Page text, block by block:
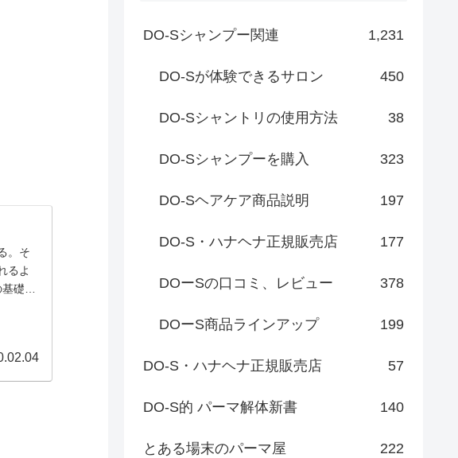
。そ
るよ
礎知
DO-Sシャンプー関連 1,231
DO-Sが体験できるサロン 450
DO-Sシャントリの使用方法 38
DO-Sシャンプーを購入 323
DO-Sヘアケア商品説明 197
DO-S・ハナヘナ正規販売店 177
DOーSの口コミ、レビュー 378
DOーS商品ラインアップ 199
DO-S・ハナヘナ正規販売店 57
DO-S的 パーマ解体新書 140
とある場末のパーマ屋 222